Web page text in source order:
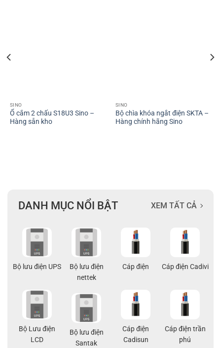
SINO
Ổ cắm 2 chấu S18U3 Sino –
Hàng sẵn kho
SINO
Bộ chìa khóa ngắt điện SKTA –
Hàng chính hãng Sino
DANH MỤC NỔI BẬT XEM TẤT CẢ
Bộ lưu điện UPS
Bộ Lưu điện
LCD
Bộ lưu điện
nettek
Bộ lưu điện
Santak
Cáp điện
Cáp điện
Cadisun
Cáp điện Cadivi
Cáp điện trần
phú